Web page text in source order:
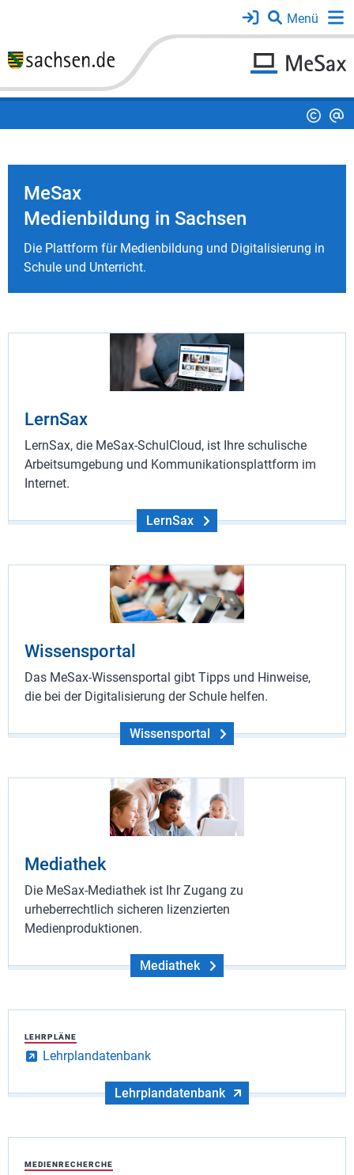
MeSax
Medienbildung in Sachsen
Die Plattform für Medienbildung und Digitalisierung in
Schule und Unterricht.
LernSax
LernSax, die MeSax-SchulCloud, ist Ihre schulische
Arbeitsumgebung und Kommunikationsplattform im
Internet.
LernSax
Wissensportal
Das MeSax-Wissensportal gibt Tipps und Hinweise,
die bei der Digitalisierung der Schule helfen.
Wissensportal
Mediathek
Die MeSax-Mediathek ist Ihr Zugang zu
urheberrechtlich sicheren lizenzierten
Medienproduktionen.
Mediathek
LEHRPLÄNE
Lehrplandatenbank
Lehrplandatenbank
MEDIENRECHERCHE